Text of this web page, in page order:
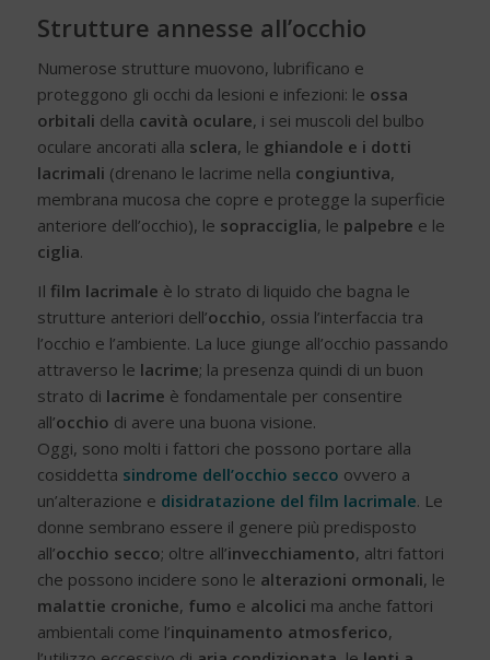
Strutture annesse all’occhio
Numerose strutture muovono, lubrificano e
proteggono gli occhi da lesioni e infezioni: le ossa
orbitali della cavità oculare, i sei muscoli del bulbo
oculare ancorati alla sclera, le ghiandole e i dotti
lacrimali (drenano le lacrime nella congiuntiva,
membrana mucosa che copre e protegge la superficie
anteriore dell’occhio), le sopracciglia, le palpebre e le
ciglia.
Il film lacrimale è lo strato di liquido che bagna le
strutture anteriori dell’occhio, ossia l’interfaccia tra
l’occhio e l’ambiente. La luce giunge all’occhio passando
attraverso le lacrime; la presenza quindi di un buon
strato di lacrime è fondamentale per consentire
all’occhio di avere una buona visione.
Oggi, sono molti i fattori che possono portare alla
cosiddetta sindrome dell’occhio secco ovvero a
un’alterazione e disidratazione del film lacrimale. Le
donne sembrano essere il genere più predisposto
all’occhio secco; oltre all’invecchiamento, altri fattori
che possono incidere sono le alterazioni ormonali, le
malattie croniche, fumo e alcolici ma anche fattori
ambientali come l’inquinamento atmosferico,